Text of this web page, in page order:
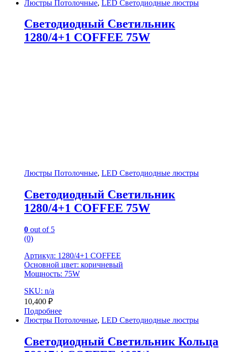
Люстры Потолочные, LED Светодиодные люстры
Светодиодный Светильник
1280/4+1 COFFEE 75W
Люстры Потолочные, LED Светодиодные люстры
Светодиодный Светильник
1280/4+1 COFFEE 75W
0 out of 5
(0)
Артикул: 1280/4+1 COFFEE
Основной цвет: коричневый
Мощность: 75W
SKU: n/a
10,400 ₽
Подробнее
Люстры Потолочные, LED Светодиодные люстры
Светодиодный Светильник Кольца